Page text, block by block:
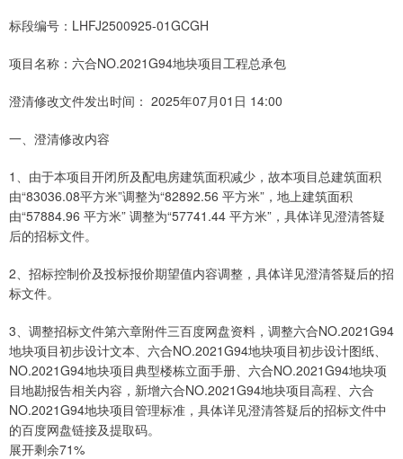
标段编号：LHFJ2500925-01GCGH
项目名称：六合NO.2021G94地块项目工程总承包
澄清修改文件发出时间： 2025年07月01日 14:00
一、澄清修改内容
1、由于本项目开闭所及配电房建筑面积减少，故本项目总建筑面积
由“83036.08平方米”调整为“82892.56 平方米”，地上建筑面积
由“57884.96 平方米” 调整为“57741.44 平方米”，具体详见澄清答疑
后的招标文件。
2、招标控制价及投标报价期望值内容调整，具体详见澄清答疑后的招
标文件。
3、调整招标文件第六章附件三百度网盘资料，调整六合NO.2021G94
地块项目初步设计文本、六合NO.2021G94地块项目初步设计图纸、
NO.2021G94地块项目典型楼栋立面手册、六合NO.2021G94地块项
目地勘报告相关内容，新增六合NO.2021G94地块项目高程、六合
NO.2021G94地块项目管理标准，具体详见澄清答疑后的招标文件中
的百度网盘链接及提取码。
展开剩余71%